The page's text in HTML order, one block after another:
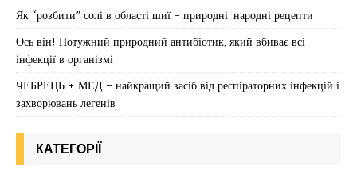
Як “розбити” солі в області шиї – природні, народні рецепти
Ось він! Потужний природний антибіотик, який вбиває всі
інфекції в організмі
ЧЕБРЕЦЬ + МЕД – найкращий засіб від респіраторних інфекцій і
захворювань легенів
КАТЕГОРІЇ